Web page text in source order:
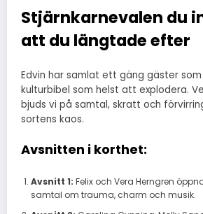
Stjärnkarnevalen du
att du längtade efter
Edvin har samlat ett gäng gäster
kulturbibel som helst att explodera.
bjuds vi på samtal, skratt och
sortens kaos.
Avsnitten i korthet:
Avsnitt 1: Felix och Vera Herngren
samtal om trauma, charm och musik.